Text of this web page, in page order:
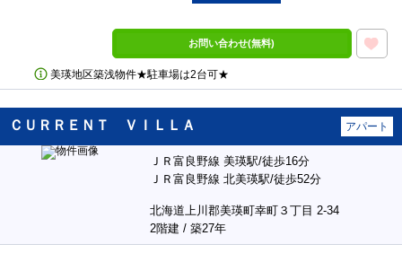
お問い合わせ(無料)
美瑛地区築浅物件★駐車場は2台可★
ＣＵＲＲＥＮＴ ＶＩＬＬＡ アパート
ＪＲ富良野線 美瑛駅/徒歩16分
ＪＲ富良野線 北美瑛駅/徒歩52分
北海道上川郡美瑛町幸町３丁目 2-34
2階建 / 築27年